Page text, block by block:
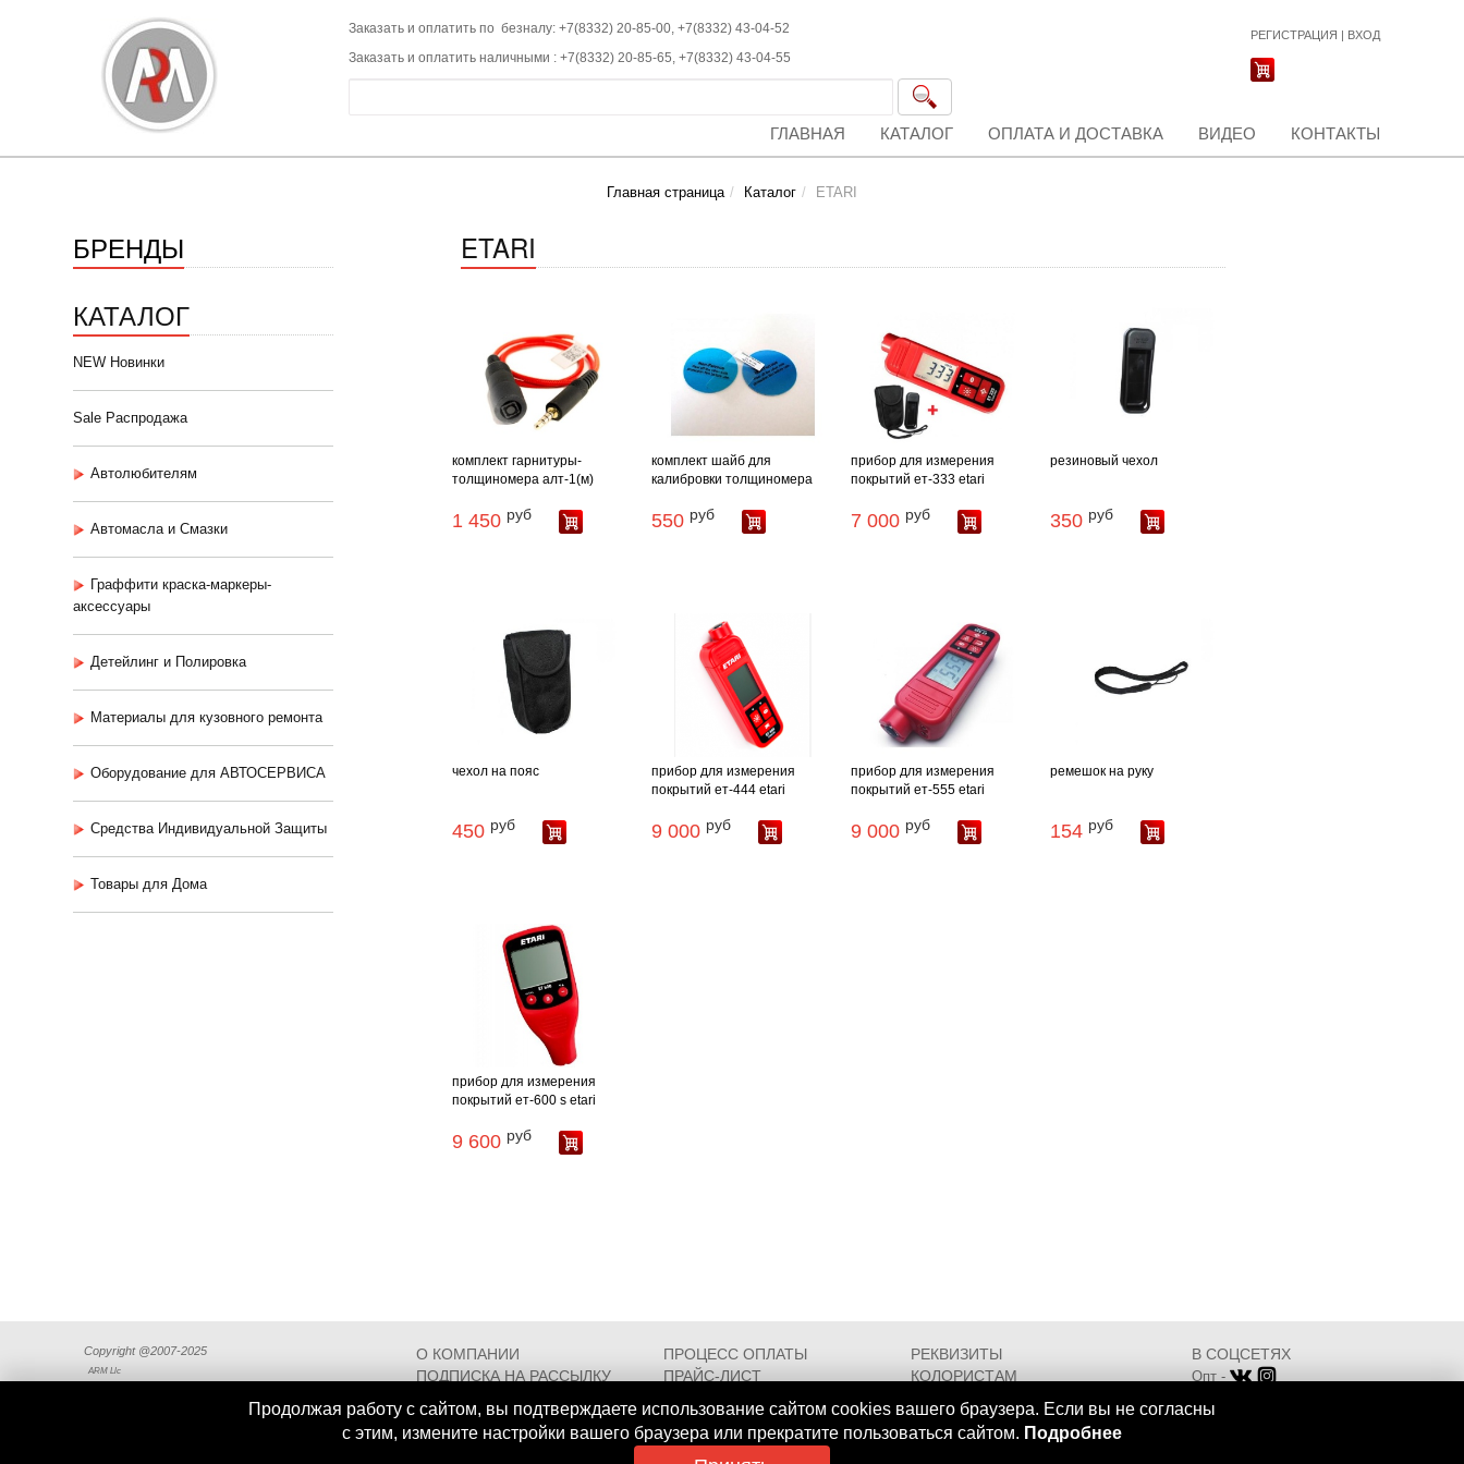
Заказать и оплатить по безналу: +7(8332) 20-85-00, +7(8332) 43-04-52
Заказать и оплатить наличными : +7(8332) 20-85-65, +7(8332) 43-04-55
РЕГИСТРАЦИЯ | ВХОД
ГЛАВНАЯ КАТАЛОГ ОПЛАТА И ДОСТАВКА ВИДЕО КОНТАКТЫ
Главная страница Каталог ETARI
БРЕНДЫ
КАТАЛОГ
NEW Новинки
Sale Распродажа
Автолюбителям
Автомасла и Смазки
Граффити краска-маркеры-
аксессуары
Детейлинг и Полировка
Материалы для кузовного ремонта
Оборудование для АВТОСЕРВИСА
Средства Индивидуальной Защиты
Товары для Дома
ETARI
комплект гарнитуры-
толщиномера алт-1(м)
1 450 руб
комплект шайб для
калибровки толщиномера
550 руб
прибор для измерения
покрытий ет-333 etari
7 000 руб
резиновый чехол
350 руб
чехол на пояс
450 руб
прибор для измерения
покрытий ет-444 etari
9 000 руб
прибор для измерения
покрытий ет-555 etari
9 000 руб
ремешок на руку
154 руб
прибор для измерения
покрытий ет-600 s etari
9 600 руб
Продолжая работу с сайтом, вы подтверждаете использование сайтом cookies вашего браузера. Если вы не согласны
с этим, измените настройки вашего браузера или прекратите пользоваться сайтом. Подробнее
Copyright @2007-2025
ARM Llc
О КОМПАНИИ ПРОЦЕСС ОПЛАТЫ
РЕКВИЗИТЫ
ПОДПИСКА НА РАССЫЛКУ
ПРАЙС-ЛИСТ
КОЛОРИСТАМ
СХЕМА ПРОЕЗДА
В СОЦСЕТЯХ
Опт -